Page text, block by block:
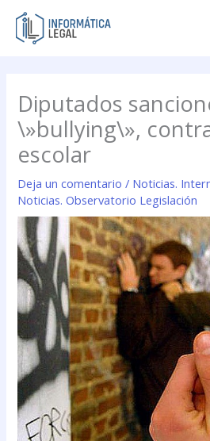
contenido
Diputados
\»bullying\»,
escolar
Deja un comentario / Noticias.
Noticias. Observatorio Legislación